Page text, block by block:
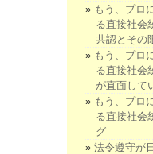
もう、プロ
る直接社
共認とその
もう、プロ
る直接社
が直面して
もう、プロ
る直接社
グ
法令遵守が